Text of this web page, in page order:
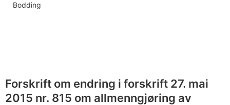
Bodding
Forskrift om endring i forskrift 27. mai
2015 nr. 815 om allmenngjøring av